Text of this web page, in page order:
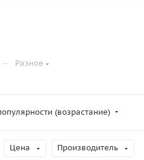
— Разное
(возрастание)
Цена Производитель